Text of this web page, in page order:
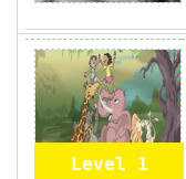
Level 1